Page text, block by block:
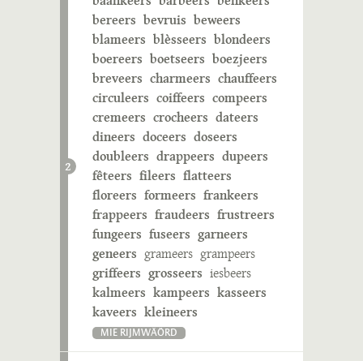
2
bereers bevruis beweers
blameers blèsseers blondeers
boereers boetseers boezjeers
breveers charmeers chauffeers
circuleers coiffeers compeers
cremeers crocheers dateers
dineers doceers doseers
doubleers drappeers dupeers
fêteers fileers flatteers
floreers formeers frankeers
frappeers fraudeers frustreers
fungeers fuseers garneers
geneers grameers grampeers
griffeers grosseers iesbeers
kalmeers kampeers kasseers
kaveers kleineers
MIE RIJMWÄÖRD